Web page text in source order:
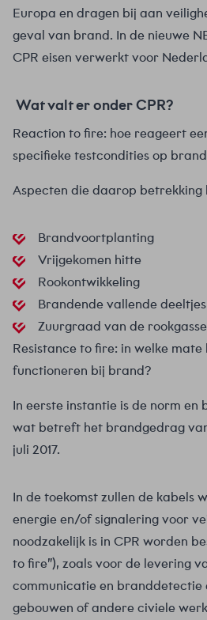
Europa en dragen bij aan
geval van brand. In de nieuwe
CPR eisen verwerkt voor
Wat valt er onder CPR?
Reaction to fire: hoe reageert
specifieke testcondities op
Aspecten die daarop betrekking
Brandvoortplanting
Vrijgekomen hitte
Rookontwikkeling
Brandende vallende deeltjes
Zuurgraad van de
Resistance to fire: in welke mate
functioneren bij brand?
In eerste instantie is de norm
wat betreft het brandgedrag
juli 2017.
In de toekomst zullen de kabels
energie en/of signalering voor
noodzakelijk is in CPR worden
to fire”), zoals voor de levering
communicatie en branddetectie
gebouwen of andere civiele